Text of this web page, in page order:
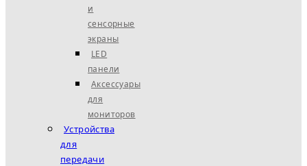
и
сенсорные
экраны
LED
панели
Аксессуары
для
мониторов
Устройства
для
передачи